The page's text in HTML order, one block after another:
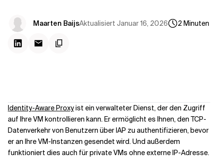
Maarten BaijsAktualisiert Januar 16, 2026 2 Minuten
Identity-Aware Proxyist ein verwalteter Dienst, der den Zugriff
auf Ihre VM kontrollieren kann. Er ermöglicht es Ihnen, den TCP-
Datenverkehr von Benutzern über IAP zu authentifizieren, bevor
er an Ihre VM-Instanzen gesendet wird. Und außerdem
funktioniert dies auch für private VMs ohne externe IP-Adresse.